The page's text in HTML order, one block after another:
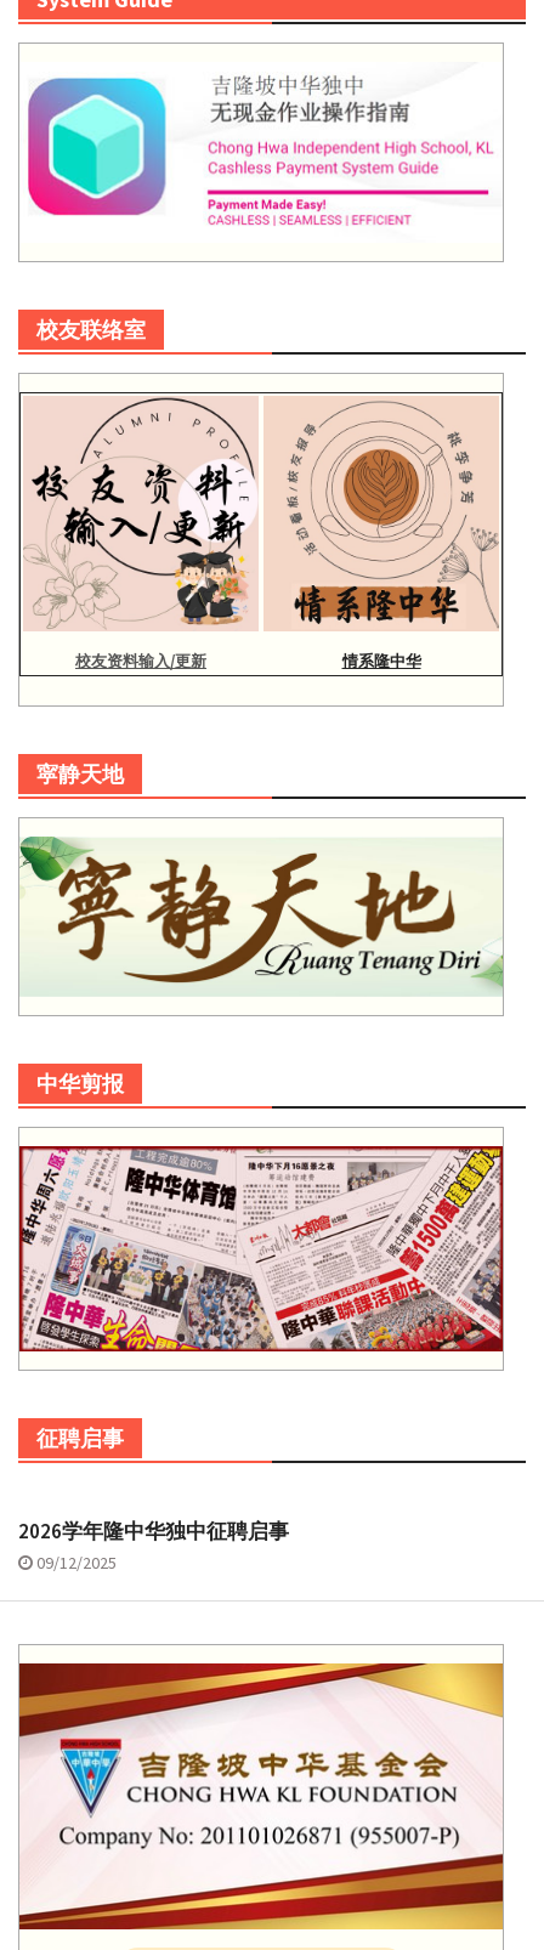
校友联络室
校友资料输入/更新 情系隆中华
寜静天地
中华剪报
征聘启事
2026学年隆中华独中征聘启事
09/12/2025